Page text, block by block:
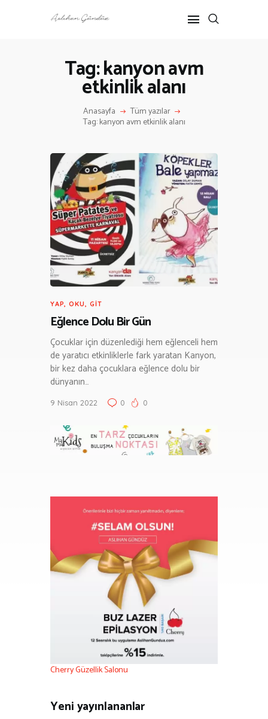
Tag: kanyon avm
etkinlik alanı
Anasayfa Tüm yazılar
Tag: kanyon avm etkinlik alanı
ANASAYFA
ANNE-ÇOCUK
HAKKIMDA
İLETIŞIM
YAP, OKU, GIT
Eğlence Dolu Bir Gün
Çocuklar için düzenlediği hem eğlenceli hem
de yaratıcı etkinliklerle fark yaratan Kanyon,
bir kez daha çocuklara eğlence dolu bir
dünyanın…
9 Nisan 2022 0 0
Cherry Güzellik Salonu
Yeni yayınlananlar